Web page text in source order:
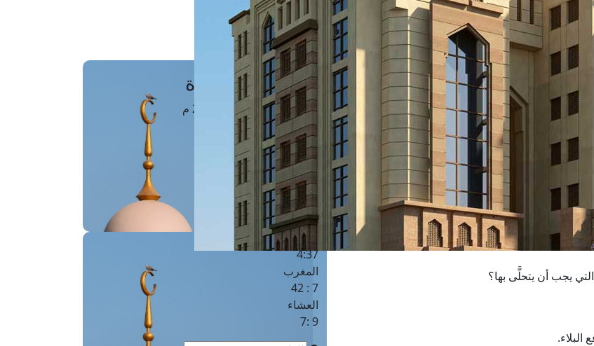
يجب أن يتحلَّى بها؟
الفتوى الهاتفية
مَواقِيتُ الصَّـــلاة
القاهرة · 09 أغسطس 2026 م
الفجر
الشروق
6 :18
الظهر
1 : 0
العصر
4:37
المغرب
7 : 42
العشاء
9 :7